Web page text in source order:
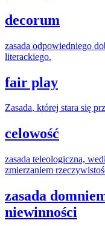
decorum
zasada odpowiedniego
literackiego.
fair play
Zasada, której stara się
celowość
zasada teleologiczna,
zmierzaniem
zasada
niewinności